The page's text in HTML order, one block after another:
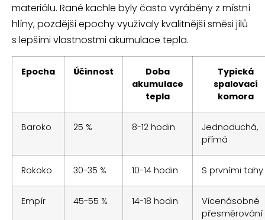
materiálu. Rané kachle byly často vyráběny z místní
hlíny, pozdější epochy využívaly kvalitnější směsi jílů
s lepšími vlastnostmi akumulace tepla.
Epocha Účinnost
Doba
akumulace
tepla
Typická
spalovací
komora
Baroko 25 % 8-12 hodin
Jednoduchá,
přímá
Rokoko 30-35 % 10-14 hodin S prvními tahy
Empír 45-55 % 14-18 hodin
Vícenásobné
přesměrování